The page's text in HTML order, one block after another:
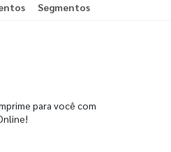
Segmentos
para você com